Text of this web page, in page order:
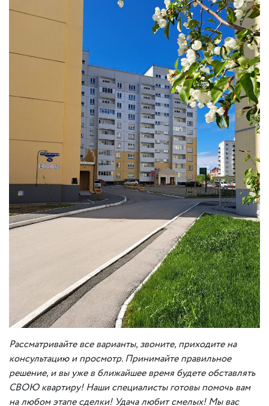
Рассматривайтевсе варианты, звоните, приходите на
консультацию и просмотр. Принимайте правильное
решение, и вы уже в ближайшее время будете обставлять
СВОЮ квартиру! Наши специалисты готовы помочь вам
на любом этапе сделки! Удача любит смелых! Мы вас